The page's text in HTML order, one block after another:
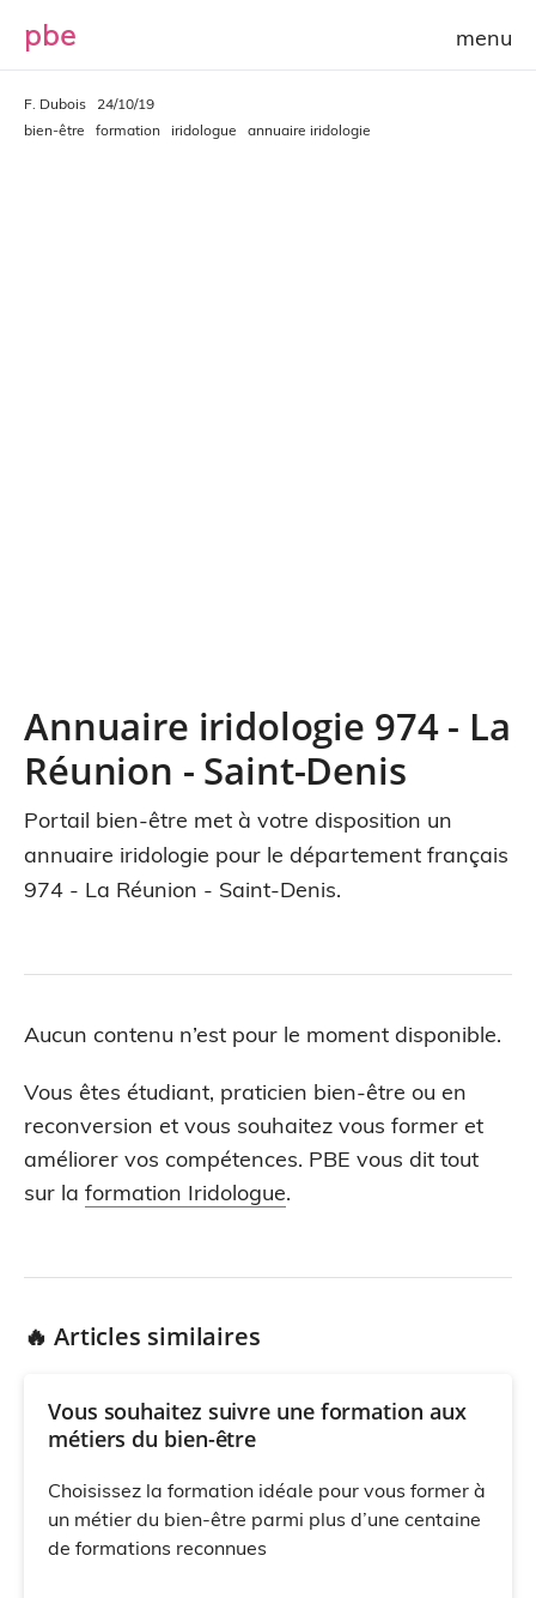
pbe
F. Dubois
24/10/19
bien-être
formation iridologue annuaire iridologie
Annuaire iridologie 974 - La
Réunion - Saint-Denis
Portail bien-être met à votre disposition un
annuaire iridologie pour le département français
974 - La Réunion - Saint-Denis.
Aucun contenu n’est pour le moment disponible.
Vous êtes étudiant, praticien bien-être ou en
reconversion et vous souhaitez vous former et
améliorer vos compétences. PBE vous dit tout
sur la formation Iridologue.
🔥 Articles similaires
Vous souhaitez suivre une formation aux
métiers du bien-être
Choisissez la formation idéale pour vous former à
un métier du bien-être parmi plus d’une centaine
de formations reconnues